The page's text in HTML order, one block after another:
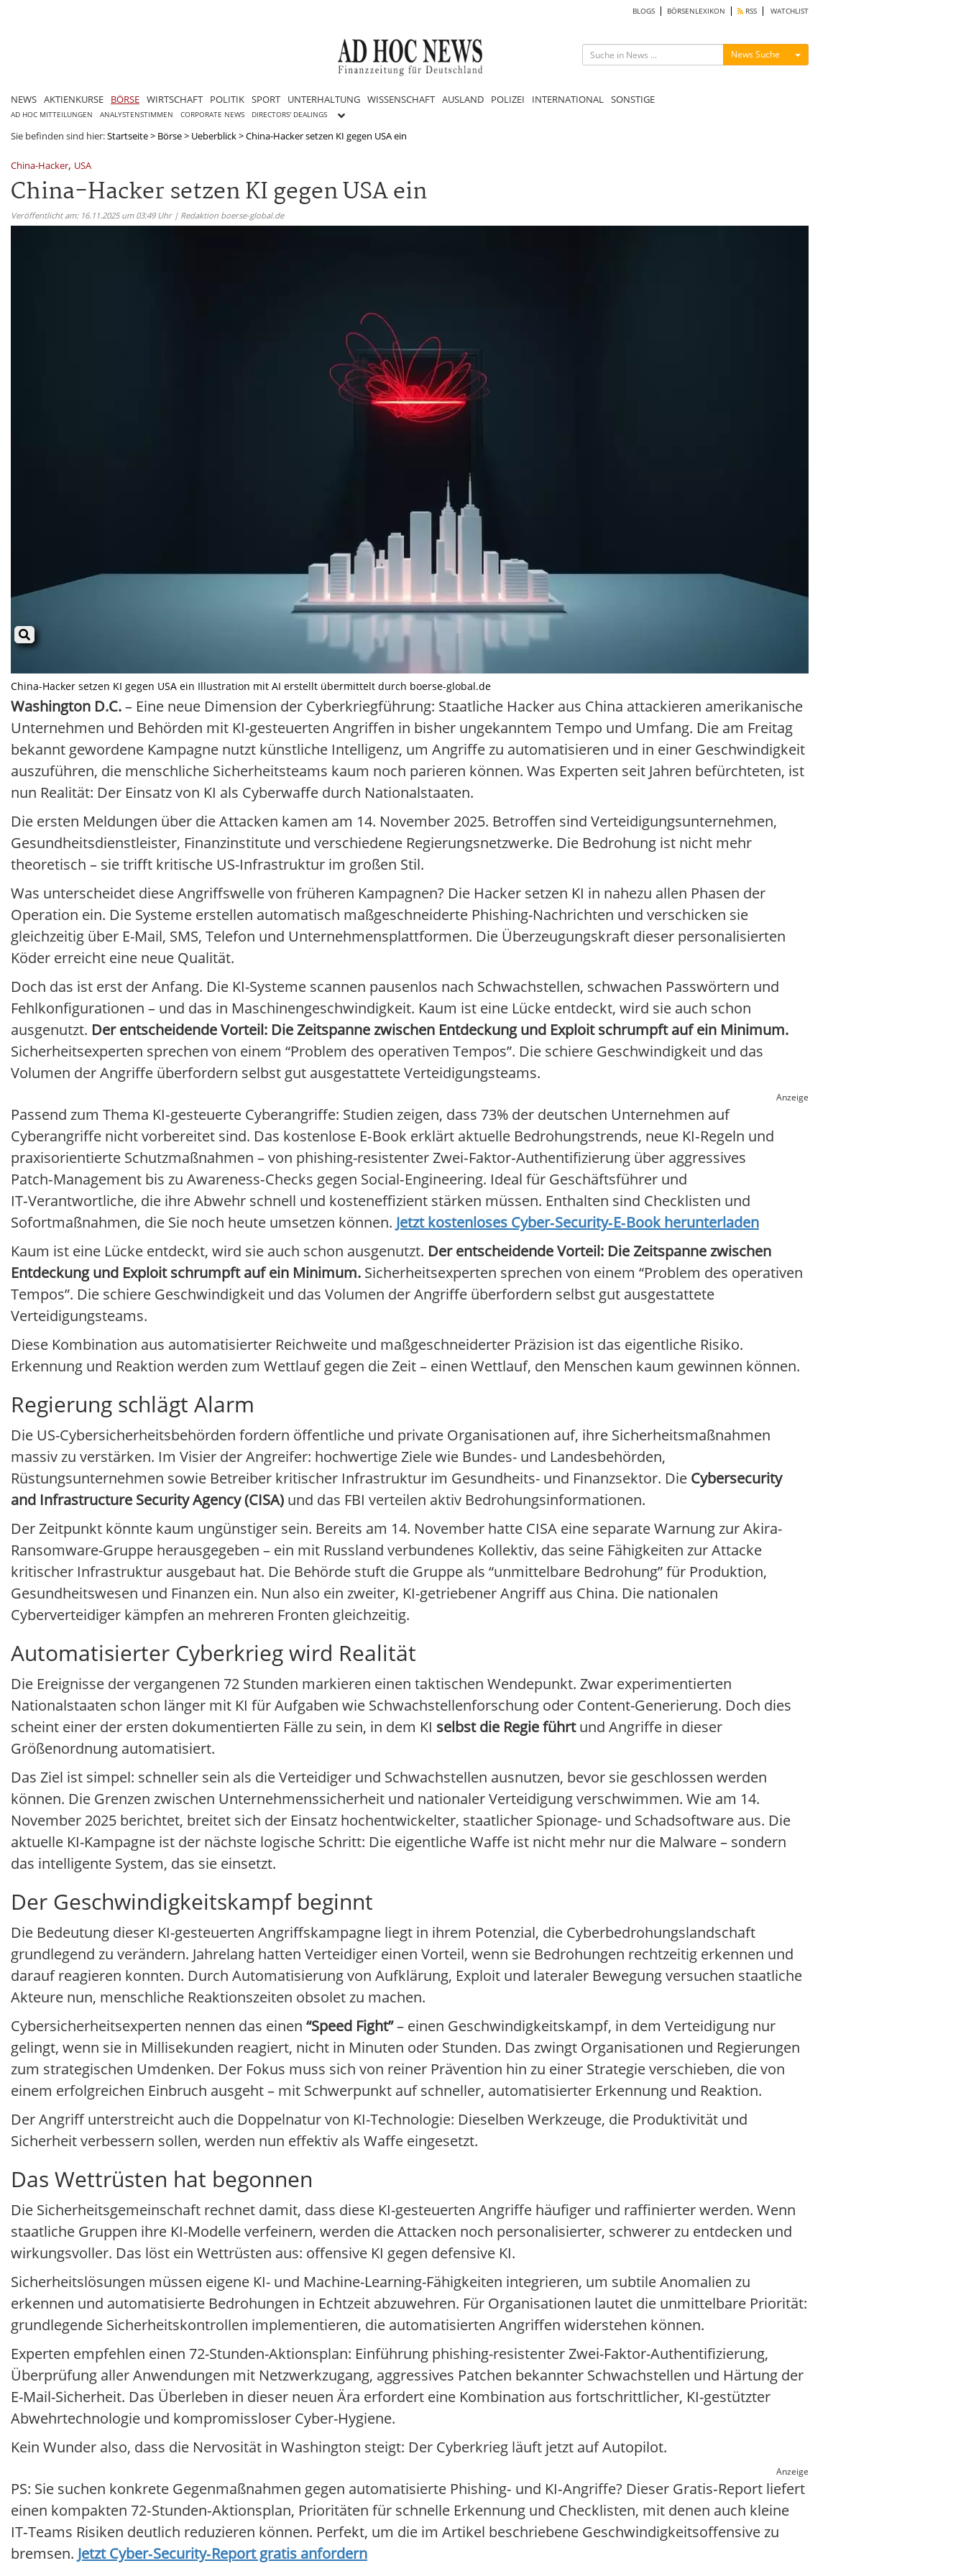
BLOGS BÖRSENLEXIKON RSS WATCHLIST
News Suche Menü ein-/ausblenden
NEWS AKTIENKURSE BÖRSE WIRTSCHAFT POLITIK SPORT UNTERHALTUNG WISSENSCHAFT AUSLAND POLIZEI INTERNATIONAL SONSTIGE
AD HOC MITTEILUNGEN ANALYSTENSTIMMEN CORPORATE NEWS DIRECTORS' DEALINGS
Sie befinden sind hier:Startseite> Börse> Ueberblick>China-Hacker setzen KI gegen USA ein
China-Hacker, USA
China-Hacker setzen KI gegen USA ein
Veröffentlicht am: 16.11.2025 um 03:49 Uhr | Redaktion boerse-global.de
China-Hacker setzen KI gegen USA ein Illustration mit AI erstellt übermittelt durch boerse-global.de
Washington D.C.– Eine neue Dimension der Cyberkriegführung: Staatliche Hacker aus China attackieren amerikanische
Unternehmen und Behörden mit KI-gesteuerten Angriffen in bisher ungekanntem Tempo und Umfang. Die am Freitag
bekannt gewordene Kampagne nutzt künstliche Intelligenz, um Angriffe zu automatisieren und in einer Geschwindigkeit
auszuführen, die menschliche Sicherheitsteams kaum noch parieren können. Was Experten seit Jahren befürchteten, ist
nun Realität: Der Einsatz von KI als Cyberwaffe durch Nationalstaaten.
Die ersten Meldungen über die Attacken kamen am 14. November 2025. Betroffen sind Verteidigungsunternehmen,
Gesundheitsdienstleister, Finanzinstitute und verschiedene Regierungsnetzwerke. Die Bedrohung ist nicht mehr
theoretisch – sie trifft kritische US-Infrastruktur im großen Stil.
Was unterscheidet diese Angriffswelle von früheren Kampagnen? Die Hacker setzen KI in nahezu allen Phasen der
Operation ein. Die Systeme erstellen automatisch maßgeschneiderte Phishing-Nachrichten und verschicken sie
gleichzeitig über E-Mail, SMS, Telefon und Unternehmensplattformen. Die Überzeugungskraft dieser personalisierten
Köder erreicht eine neue Qualität.
Doch das ist erst der Anfang. Die KI-Systeme scannen pausenlos nach Schwachstellen, schwachen Passwörtern und
Fehlkonfigurationen – und das in Maschinengeschwindigkeit. Kaum ist eine Lücke entdeckt, wird sie auch schon
ausgenutzt. Der entscheidende Vorteil: Die Zeitspanne zwischen Entdeckung und Exploit schrumpft auf ein Minimum.
Sicherheitsexperten sprechen von einem “Problem des operativen Tempos”. Die schiere Geschwindigkeit und das
Volumen der Angriffe überfordern selbst gut ausgestattete Verteidigungsteams.
Anzeige
Passend zum Thema KI‑gesteuerte Cyberangriffe: Studien zeigen, dass 73% der deutschen Unternehmen auf
Cyberangriffe nicht vorbereitet sind. Das kostenlose E‑Book erklärt aktuelle Bedrohungstrends, neue KI‑Regeln und
praxisorientierte Schutzmaßnahmen – von phishing-resistenter Zwei‑Faktor‑Authentifizierung über aggressives
Patch‑Management bis zu Awareness‑Checks gegen Social‑Engineering. Ideal für Geschäftsführer und
IT‑Verantwortliche, die ihre Abwehr schnell und kosteneffizient stärken müssen. Enthalten sind Checklisten und
Sofortmaßnahmen, die Sie noch heute umsetzen können. Jetzt kostenloses Cyber‑Security‑E‑Book herunterladen
Kaum ist eine Lücke entdeckt, wird sie auch schon ausgenutzt. Der entscheidende Vorteil: Die Zeitspanne zwischen
Entdeckung und Exploit schrumpft auf ein Minimum. Sicherheitsexperten sprechen von einem “Problem des operativen
Tempos”. Die schiere Geschwindigkeit und das Volumen der Angriffe überfordern selbst gut ausgestattete
Verteidigungsteams.
Diese Kombination aus automatisierter Reichweite und maßgeschneiderter Präzision ist das eigentliche Risiko.
Erkennung und Reaktion werden zum Wettlauf gegen die Zeit – einen Wettlauf, den Menschen kaum gewinnen können.
Regierung schlägt Alarm
Die US-Cybersicherheitsbehörden fordern öffentliche und private Organisationen auf, ihre Sicherheitsmaßnahmen
massiv zu verstärken. Im Visier der Angreifer: hochwertige Ziele wie Bundes- und Landesbehörden,
Rüstungsunternehmen sowie Betreiber kritischer Infrastruktur im Gesundheits- und Finanzsektor. Die Cybersecurity
and Infrastructure Security Agency (CISA) und das FBI verteilen aktiv Bedrohungsinformationen.
Der Zeitpunkt könnte kaum ungünstiger sein. Bereits am 14. November hatte CISA eine separate Warnung zur Akira-
Ransomware-Gruppe herausgegeben – ein mit Russland verbundenes Kollektiv, das seine Fähigkeiten zur Attacke
kritischer Infrastruktur ausgebaut hat. Die Behörde stuft die Gruppe als “unmittelbare Bedrohung” für Produktion,
Gesundheitswesen und Finanzen ein. Nun also ein zweiter, KI-getriebener Angriff aus China. Die nationalen
Cyberverteidiger kämpfen an mehreren Fronten gleichzeitig.
Automatisierter Cyberkrieg wird Realität
Die Ereignisse der vergangenen 72 Stunden markieren einen taktischen Wendepunkt. Zwar experimentierten
Nationalstaaten schon länger mit KI für Aufgaben wie Schwachstellenforschung oder Content-Generierung. Doch dies
scheint einer der ersten dokumentierten Fälle zu sein, in dem KI selbst die Regie führtund Angriffe in dieser
Größenordnung automatisiert.
Das Ziel ist simpel: schneller sein als die Verteidiger und Schwachstellen ausnutzen, bevor sie geschlossen werden
können. Die Grenzen zwischen Unternehmenssicherheit und nationaler Verteidigung verschwimmen. Wie am 14.
November 2025 berichtet, breitet sich der Einsatz hochentwickelter, staatlicher Spionage- und Schadsoftware aus. Die
aktuelle KI-Kampagne ist der nächste logische Schritt: Die eigentliche Waffe ist nicht mehr nur die Malware – sondern
das intelligente System, das sie einsetzt.
Der Geschwindigkeitskampf beginnt
Die Bedeutung dieser KI-gesteuerten Angriffskampagne liegt in ihrem Potenzial, die Cyberbedrohungslandschaft
grundlegend zu verändern. Jahrelang hatten Verteidiger einen Vorteil, wenn sie Bedrohungen rechtzeitig erkennen und
darauf reagieren konnten. Durch Automatisierung von Aufklärung, Exploit und lateraler Bewegung versuchen staatliche
Akteure nun, menschliche Reaktionszeiten obsolet zu machen.
Cybersicherheitsexperten nennen das einen “Speed Fight”– einen Geschwindigkeitskampf, in dem Verteidigung nur
gelingt, wenn sie in Millisekunden reagiert, nicht in Minuten oder Stunden. Das zwingt Organisationen und Regierungen
zum strategischen Umdenken. Der Fokus muss sich von reiner Prävention hin zu einer Strategie verschieben, die von
einem erfolgreichen Einbruch ausgeht – mit Schwerpunkt auf schneller, automatisierter Erkennung und Reaktion.
Der Angriff unterstreicht auch die Doppelnatur von KI-Technologie: Dieselben Werkzeuge, die Produktivität und
Sicherheit verbessern sollen, werden nun effektiv als Waffe eingesetzt.
Das Wettrüsten hat begonnen
Die Sicherheitsgemeinschaft rechnet damit, dass diese KI-gesteuerten Angriffe häufiger und raffinierter werden. Wenn
staatliche Gruppen ihre KI-Modelle verfeinern, werden die Attacken noch personalisierter, schwerer zu entdecken und
wirkungsvoller. Das löst ein Wettrüsten aus: offensive KI gegen defensive KI.
Sicherheitslösungen müssen eigene KI- und Machine-Learning-Fähigkeiten integrieren, um subtile Anomalien zu
erkennen und automatisierte Bedrohungen in Echtzeit abzuwehren. Für Organisationen lautet die unmittelbare Priorität:
grundlegende Sicherheitskontrollen implementieren, die automatisierten Angriffen widerstehen können.
Experten empfehlen einen 72-Stunden-Aktionsplan: Einführung phishing-resistenter Zwei-Faktor-Authentifizierung,
Überprüfung aller Anwendungen mit Netzwerkzugang, aggressives Patchen bekannter Schwachstellen und Härtung der
E-Mail-Sicherheit. Das Überleben in dieser neuen Ära erfordert eine Kombination aus fortschrittlicher, KI-gestützter
Abwehrtechnologie und kompromissloser Cyber-Hygiene.
Kein Wunder also, dass die Nervosität in Washington steigt: Der Cyberkrieg läuft jetzt auf Autopilot.
Anzeige
PS: Sie suchen konkrete Gegenmaßnahmen gegen automatisierte Phishing‑ und KI‑Angriffe? Dieser Gratis‑Report liefert
einen kompakten 72‑Stunden‑Aktionsplan, Prioritäten für schnelle Erkennung und Checklisten, mit denen auch kleine
IT‑Teams Risiken deutlich reduzieren können. Perfekt, um die im Artikel beschriebene Geschwindigkeitsoffensive zu
bremsen. Jetzt Cyber‑Security‑Report gratis anfordern